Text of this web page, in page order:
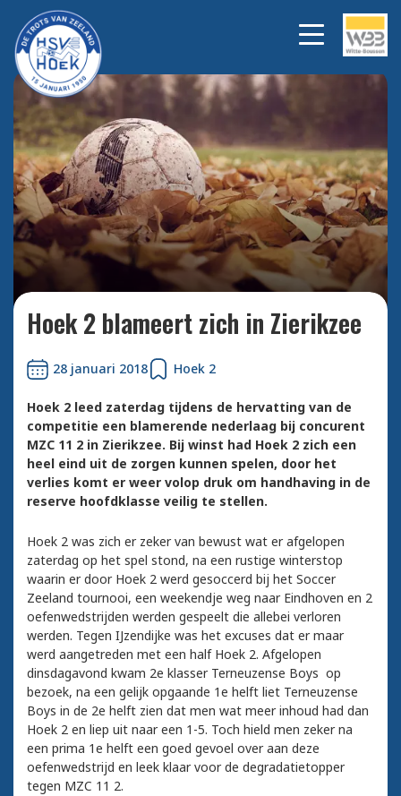
Bekijk alle foto's
Hoek 2 blameert zich in Zierikzee
28 januari 2018 Hoek 2
Hoek 2 leed zaterdag tijdens de hervatting van de
competitie een blamerende nederlaag bij concurent
MZC 11 2 in Zierikzee. Bij winst had Hoek 2 zich een
heel eind uit de zorgen kunnen spelen, door het
verlies komt er weer volop druk om handhaving in de
reserve hoofdklasse veilig te stellen.
Hoek 2 was zich er zeker van bewust wat er afgelopen
zaterdag op het spel stond, na een rustige winterstop
waarin er door Hoek 2 werd gesoccerd bij het Soccer
Zeeland tournooi, een weekendje weg naar Eindhoven en 2
oefenwedstrijden werden gespeelt die allebei verloren
werden. Tegen IJzendijke was het excuses dat er maar
werd aangetreden met een half Hoek 2. Afgelopen
dinsdagavond kwam 2e klasser Terneuzense Boys op
bezoek, na een gelijk opgaande 1e helft liet Terneuzense
Boys in de 2e helft zien dat men wat meer inhoud had dan
Hoek 2 en liep uit naar een 1-5. Toch hield men zeker na
een prima 1e helft een goed gevoel over aan deze
oefenwedstrijd en leek klaar voor de degradatietopper
tegen MZC 11 2.